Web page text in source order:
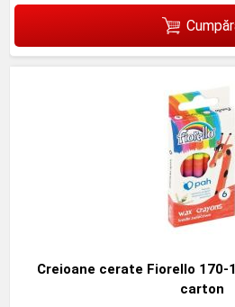
Creioane cerate Fiorello
carton